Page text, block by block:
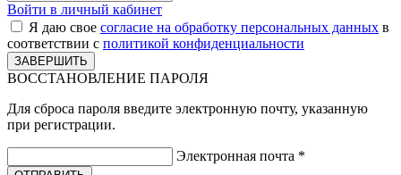
Войти в личный кабинет
Я даю свое согласие на обработку персональных данных в
соответствии с политикой конфиденциальности
ВОССТАНОВЛЕНИЕ ПАРОЛЯ
Для сброса пароля введите электронную почту, указанную
при регистрации.
Электронная почта *